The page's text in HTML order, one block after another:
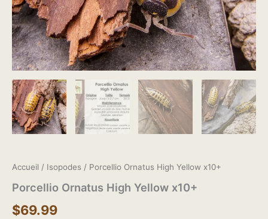
Accueil / Isopodes / Porcellio Ornatus High Yellow x10+
Porcellio Ornatus High Yellow x10+
$69.99